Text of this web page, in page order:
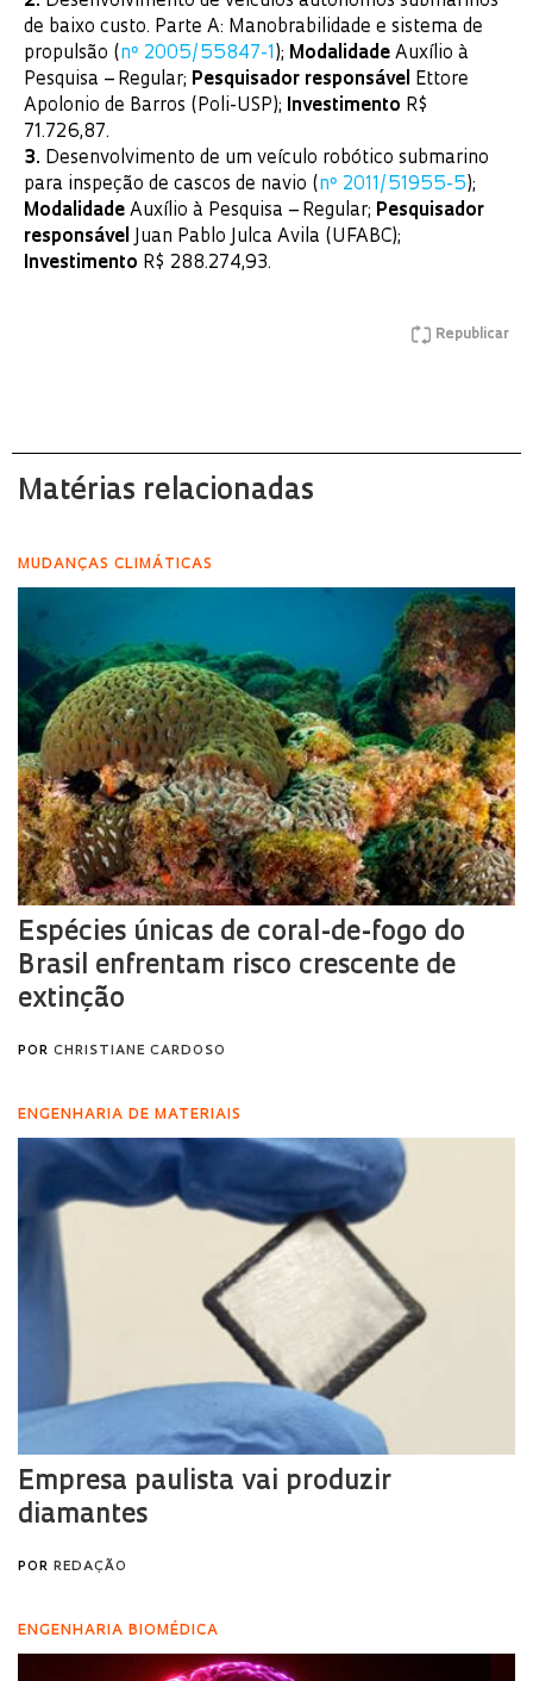
de baixo custo. Parte A: Manobrabilidade e sistema de
propulsão ( nº 2005/55847-1 ); Modalidade Auxílio à
Pesquisa – Regular; Pesquisador responsável Ettore
Apolonio de Barros (Poli-USP); Investimento R$
71.726,87.
3. Desenvolvimento de um veículo robótico submarino
para inspeção de cascos de navio ( nº 2011/51955-5);
Modalidade Auxílio à Pesquisa – Regular; Pesquisador
responsável
Juan Pablo Julca Avila (UFABC);
Investimento R$ 288.274,93.
Republicar